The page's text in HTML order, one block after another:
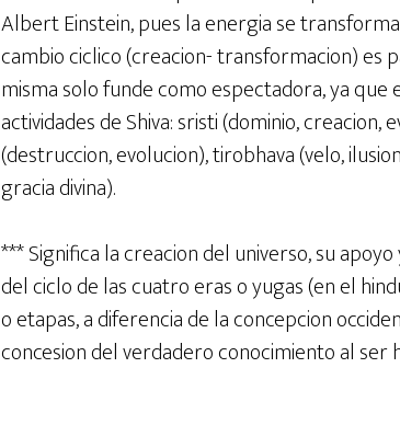
Albert Einstein, pues la energia se
cambio ciclico (creacion- transformacion) es
misma solo funde como espectadora, ya
actividades de Shiva: sristi (dominio,
(destruccion, evolucion), tirobhava (velo,
gracia divina).
*** Significa la creacion del universo, su
del ciclo de las cuatro eras o yugas (en el
o etapas, a diferencia de la concepcion
concesion del verdadero conocimiento al ser